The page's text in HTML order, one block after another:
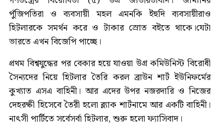
পুঁজিপতিরা ও ব্যবসায়ী মহল এমনকি ইহুদি ব্যবসায়ীরাও
হিটলারকে সমর্থন করে ও টাকার স্রোত ব‌ইতে থাকে।যেটা
ভারতে এখন বিজেপি পাচ্ছে।
প্রথম বিশ্বযুদ্ধের পর বেকার হয়ে যাওয়া উগ্র কমিউনিস্ট বিরোধী
সৈন্যদের নিয়ে হিটলার তৈরি করল ব্রাউন শার্ট ইউনিফর্মের
কুখ্যাত এসএ বাহিনী। আর এদের উপর নজরদারি ও নিজের
দেহরক্ষী হিসেবে তৈরী হলো ব্ল্যাক শার্টনামে আর একটি বাহিনী।
নাৎসী পার্টিতে সর্বেসর্বা হিটলার, শুরু হলো ফ্যাসিবাদ।